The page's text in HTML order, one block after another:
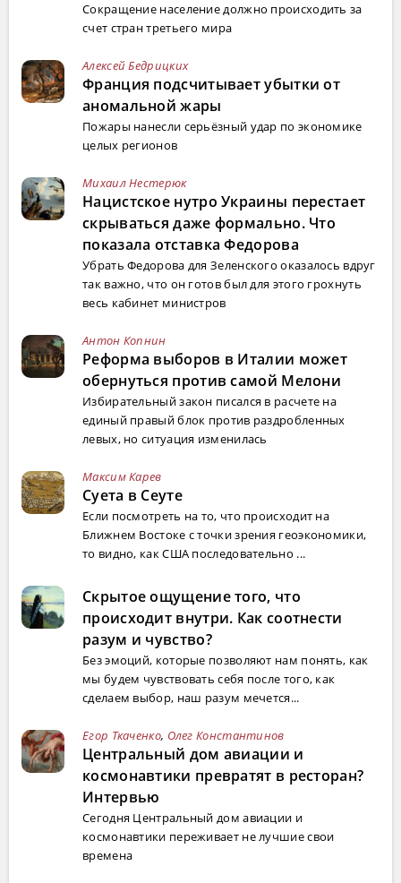
Сокращение население должно происходить за
счет стран третьего мира
Алексей Бедрицких
Франция подсчитывает убытки от
аномальной жары
Пожары нанесли серьёзный удар по экономике
целых регионов
Михаил Нестерюк
Нацистское нутро Украины перестает
скрываться даже формально. Что
показала отставка Федорова
Убрать Федорова для Зеленского оказалось вдруг
так важно, что он готов был для этого грохнуть
весь кабинет министров
Антон Копнин
Реформа выборов в Италии может
обернуться против самой Мелони
Избирательный закон писался в расчете на
единый правый блок против раздробленных
левых, но ситуация изменилась
Максим Карев
Суета в Сеуте
Если посмотреть на то, что происходит на
Ближнем Востоке с точки зрения геоэкономики,
то видно, как США последовательно ...
Скрытое ощущение того, что
происходит внутри. Как соотнести
разум и чувство?
Без эмоций, которые позволяют нам понять, как
мы будем чувствовать себя после того, как
сделаем выбор, наш разум мечется...
Егор Ткаченко, Олег Константинов
Центральный дом авиации и
космонавтики превратят в ресторан?
Интервью
Сегодня Центральный дом авиации и
космонавтики переживает не лучшие свои
времена